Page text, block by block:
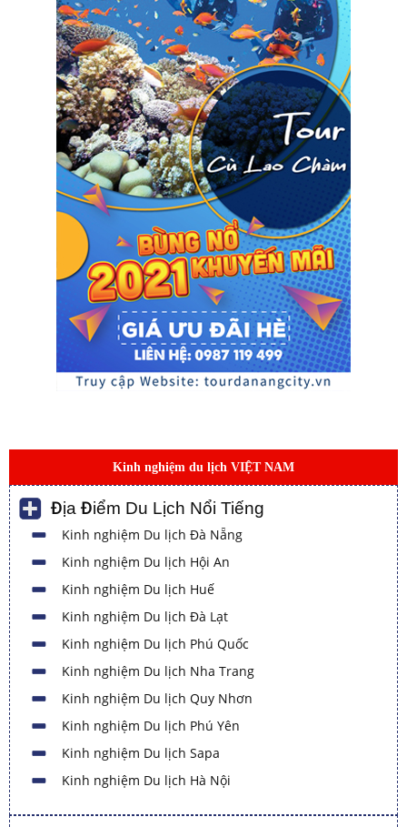
Kinh nghiệm du lịch VIỆT NAM
Địa Điểm Du Lịch Nổi Tiếng
Kinh nghiệm Du lịch Đà Nẵng
Kinh nghiệm Du lịch Hội An
Kinh nghiệm Du lịch Huế
Kinh nghiệm Du lịch Đà Lạt
Kinh nghiệm Du lịch Phú Quốc
Kinh nghiệm Du lịch Nha Trang
Kinh nghiệm Du lịch Quy Nhơn
Kinh nghiệm Du lịch Phú Yên
Kinh nghiệm Du lịch Sapa
Kinh nghiệm Du lịch Hà Nội